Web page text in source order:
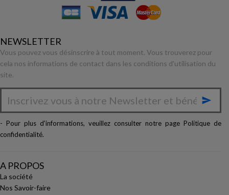
NEWSLETTER
Vous pouvez vous désinscrire à tout moment. Vous trouverez pour
cela nos informations de contact dans les conditions d'utilisation du
site.

- Pour plus d'informations, veuillez consulter notre page Politique de
confidentialité.
A PROPOS
La société
Nos Savoir-faire